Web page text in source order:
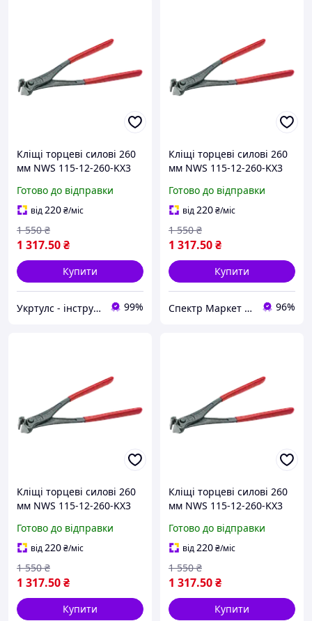
Кліщі торцеві силові 260
мм NWS 115-12-260-KX3
Готово до відправки
від220₴/міс
1 317.50₴
1 550 ₴
Купити
Укртулс - інструменти та обладнання 99%
Кліщі торцеві силові 260
мм NWS 115-12-260-KX3
Готово до відправки
від220₴/міс
1 317.50₴
1 550 ₴
Купити
Спектр Маркет - професійне обладнання та інструмент 96%
Кліщі торцеві силові 260
мм NWS 115-12-260-KX3
Готово до відправки
від220₴/міс
1 317.50₴
1 550 ₴
Купити
Кліщі торцеві силові 260
мм NWS 115-12-260-KX3
Готово до відправки
від220₴/міс
1 317.50₴
1 550 ₴
Купити